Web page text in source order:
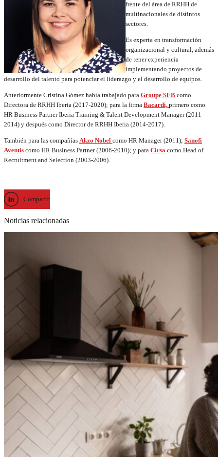
frente del área de RRHH de
multinacionales de distintos
sectores.
Es experta en transformación
organizacional y cultural, además
de tener experiencia
implementando proyectos de
desarrollo del talento para potenciar el liderazgo y el desarrollo de equipos.
Anteriormente Cristina Gómez había trabajado para Groupe SEB como
Directora de RRHH Iberia (2017-2020); para la firma Bacardi, primero como
HR Business Partner Iberia Training & Talent Development Manager (2011-
2014) y después como Director de RRHH Iberia (2014-2017).
También para las compañías Akzo Nobel como HR Manager (2011); Sanofi
Aventis como HR Business Partner (2006-2010); y para Cirsa como Head of
Recruitment and Selection (2003-2006).
Compartir
Noticias relacionadas